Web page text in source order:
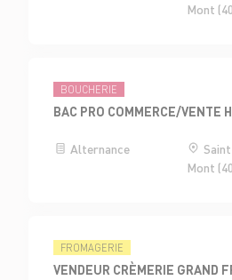
Mont
BOUCHERIE
BAC PRO COMMERCE/VENTE
Alternance
Mont
FROMAGERIE
VENDEUR CRÈMERIE GRAND